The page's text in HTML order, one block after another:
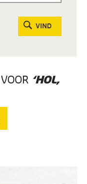
VIND
‘HOL,